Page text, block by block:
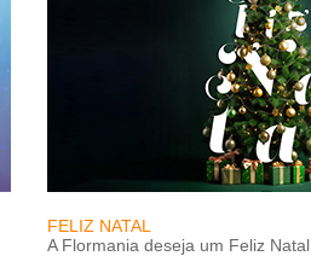
FELIZ NATAL
A Flormania deseja um Feliz Natal..